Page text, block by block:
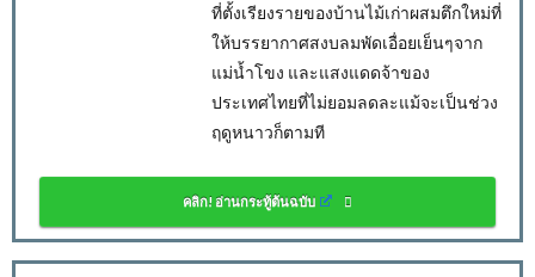
ที่ตั้งเรียงรายของบ้านไม้เก่าผสมตึกใหม่ที่
ให้บรรยากาศสงบลมพัดเอื่อยเย็นๆจาก
แม่น้ำโขง และแสงแดดจ้าของ
ประเทศไทยที่ไม่ยอมลดละแม้จะเป็นช่วง
ฤดูหนาวก็ตามที
คลิก! อ่านกระทู้ต้นฉบับ